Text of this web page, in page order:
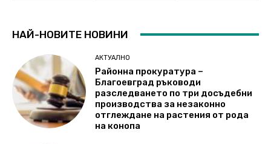
НАЙ-НОВИТЕ НОВИНИ
АКТУАЛНО
Районна прокуратура –
Благоевград ръководи
разследването по три досъдебни
производства за незаконно
отглеждане на растения от рода
на конопа